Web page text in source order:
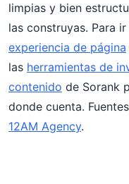
limpias y bien
las construyas. Para
experiencia de página
las herramientas de
contenido de Sorank
donde cuenta.
12AM Agency.